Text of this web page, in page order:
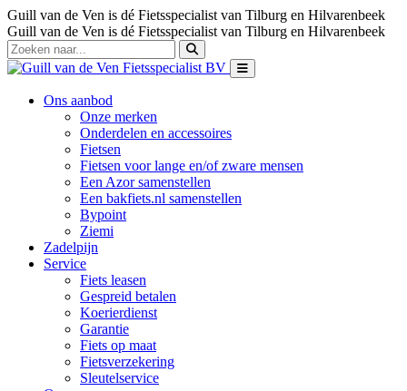
Guill van de Ven is dé Fietsspecialist van Tilburg en Hilvarenbeek
Guill van de Ven is dé Fietsspecialist van Tilburg en Hilvarenbeek
Ons aanbod
Onze merken
Onderdelen en accessoires
Fietsen
Fietsen voor lange en/of zware mensen
Een Azor samenstellen
Een bakfiets.nl samenstellen
Bypoint
Ziemi
Zadelpijn
Service
Fiets leasen
Gespreid betalen
Koerierdienst
Garantie
Fiets op maat
Fietsverzekering
Sleutelservice